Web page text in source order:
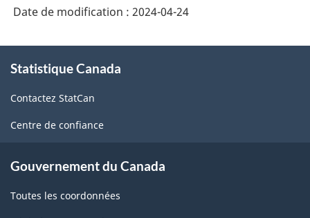
Date de modification : 2024-04-24
propos
ce
site
Statistique Canada
Contactez StatCan
Centre de confiance
Gouvernement du Canada
Toutes les coordonnées